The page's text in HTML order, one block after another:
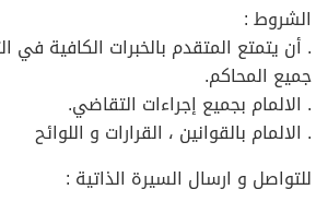
الشروط :
‏. أن يتمتع المتقدم بالخبرات الكافية في
جميع المحاكم.
. الالمام بجميع إجراءات التقاضي.
. الالمام بالقوانين ، القرارات و اللوائح
للتواصل و ارسال السيرة الذاتية :